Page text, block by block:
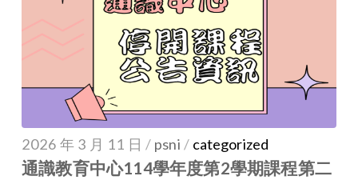
2026 年 3 月 11 日 / psni / categorized
通識教育中心114學年度第2學期課程第二